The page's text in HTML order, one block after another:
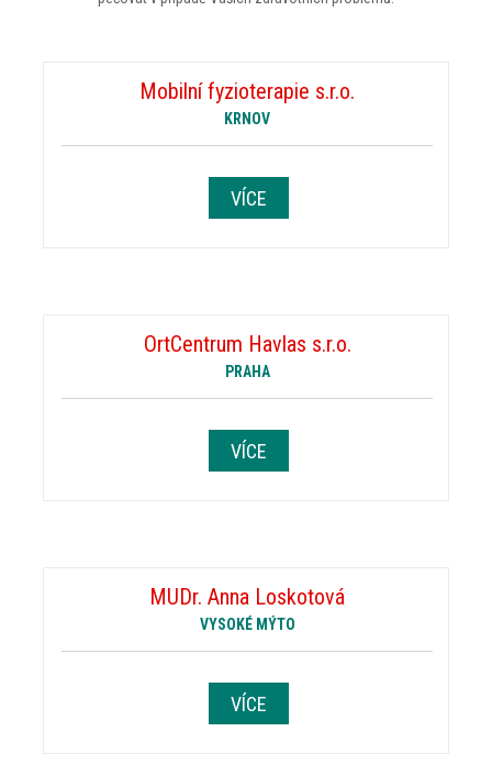
Mobilní fyzioterapie s.r.o.
KRNOV
VÍCE
OrtCentrum Havlas s.r.o.
PRAHA
VÍCE
MUDr. Anna Loskotová
VYSOKÉ MÝTO
VÍCE